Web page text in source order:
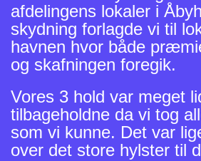
afdelingens lokaler i
skydning forlagde vi til
havnen hvor både
og skafningen foregik.
Vores 3 hold var meget
tilbageholdne da vi tog
som vi kunne. Det var
over det store hylster til